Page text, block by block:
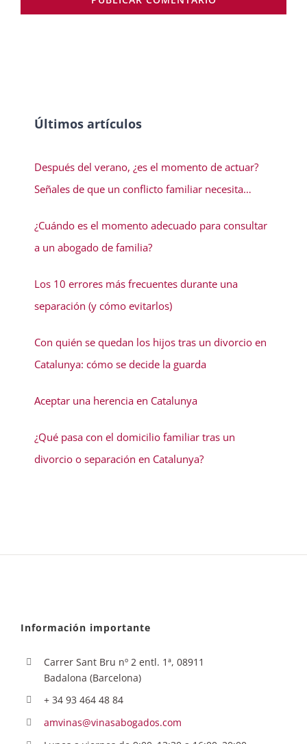
Últimos artículos
Después del verano, ¿es el momento de actuar?
Señales de que un conflicto familiar necesita
¿Cuándo es el momento adecuado para consultar
a un abogado de familia?
Los 10 errores más frecuentes durante una
separación (y cómo evitarlos)
Con quién se quedan los hijos tras un divorcio en
Catalunya: cómo se decide la guarda
Aceptar una herencia en Catalunya
¿Qué pasa con el domicilio familiar tras un
divorcio o separación en Catalunya?
Información importante
Carrer Sant Bru nº 2 entl. 1ª, 08911
Badalona (Barcelona)
+ 34 93 464 48 84
amvinas@vinasabogados.com